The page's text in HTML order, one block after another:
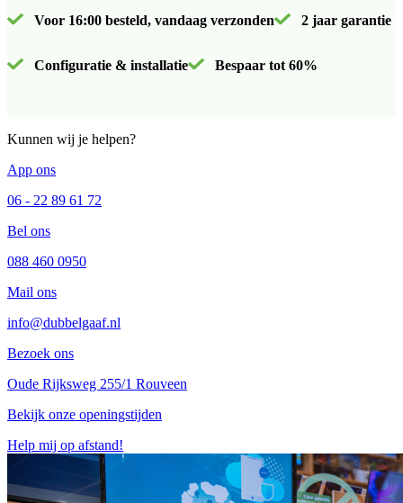
Voor 16:00 besteld, vandaag verzonden 2 jaar garantie
Configuratie & installatie Bespaar tot 60%
Kunnen wij je helpen?
App ons
06 - 22 89 61 72
Bel ons
088 460 0950
Mail ons
info@dubbelgaaf.nl
Bezoek ons
Oude Rijksweg 255/1 Rouveen
Bekijk onze openingstijden
Help mij op afstand!